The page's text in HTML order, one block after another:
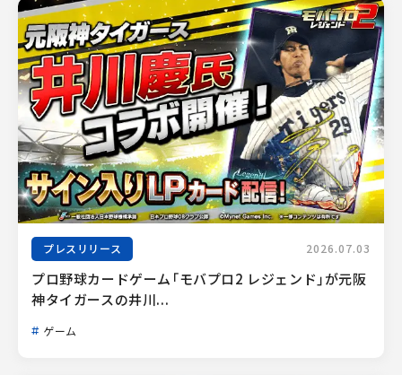
プレスリリース 2026.07.03
プロ野球カードゲーム「モバプロ2 レジェンド」が元阪
神タイガースの井川...
ゲーム